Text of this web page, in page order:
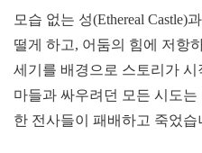
모습 없는 성(Ethereal Castle)
떨게 하고, 어둠의 힘에 저항
세기를 배경으로 스토리가
마들과 싸우려던 모든 시도
한 전사들이 패배하고 죽었습